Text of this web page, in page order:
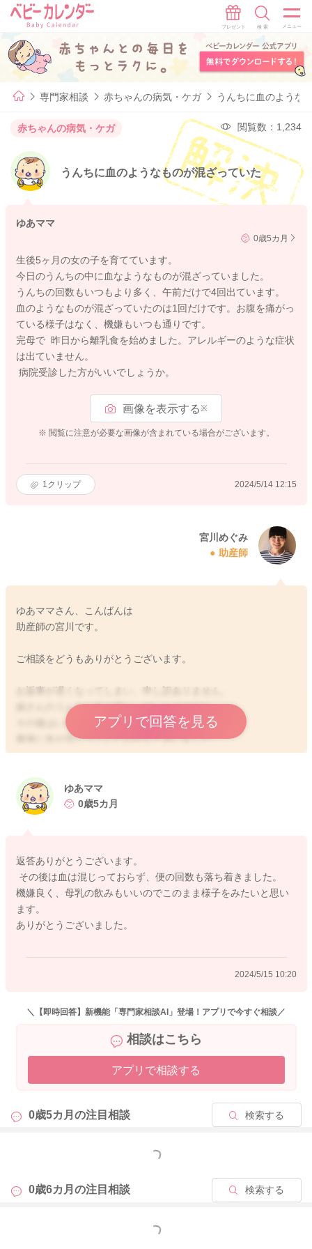
専門家相談 赤ちゃんの病気・ケガ うんちに血のような
赤ちゃんの病気・ケガ 閲覧数：1,234
うんちに血のようなものが混ざっていた
ゆあママ
0歳5カ月
生後5ヶ月の女の子を育てています。
今日のうんちの中に血なようなものが混ざっていました。
うんちの回数もいつもより多く、午前だけで4回出ています。
血のようなものが混ざっていたのは1回だけです。お腹を痛がっ
ている様子はなく、機嫌もいつも通りです。
完母で 昨日から離乳食を始めました。アレルギーのような症状
は出ていません。
病院受診した方がいいでしょうか。
画像を表示する※
※ 閲覧に注意が必要な画像が含まれている場合がございます。
1 クリップ 2024/5/14 12:15
宮川めぐみ
助産師
ゆあママさん、こんばんは
助産師の宮川です。
ご相談をどうもありがとうございます。
お返事が遅くなってしまい、申し訳ありません。
娘さんのうんちに血が混じっていたのですね。
その後はいかがでしょうか？
腸液に血が混じっていたのかなと思いました。
うんちの回数が多くなっていたのですね。
腸の代謝により、腸の壁の一部が剥がれそこから出血をしてい
もし娘さんのうんちに出血が混じる量が増えていたり、機嫌が
悪い、飲みが悪いなどありましたら、受診をしてみていただけ
たらと思います。
離乳食を始められたということですが、まだお粥だけかと思い
ます。
お腹の様子を見て、一旦おやすみをされてみるのもいいかもし
それでうんちの性状が落ち着いてきたところでまた再開をされ
てみるのもいいのかなと思いました。
5ヶ月ということなので、ゆっくりと進めていかれるのでもいい
良かったら参考になさってみてください。
アプリで回答を見る
ゆあママ
0歳5カ月
返答ありがとうございます。
その後は血は混じっておらず、便の回数も落ち着きました。
機嫌良く、母乳の飲みもいいのでこのまま様子をみたいと思い
ます。
ありがとうございました。
2024/5/15 10:20
＼【即時回答】新機能「専門家相談AI」登場！アプリで今すぐ相談／
相談はこちら
アプリで相談する
0歳5カ月の注目相談 検索する
もっと見る
0歳6カ月の注目相談 検索する
もっと見る